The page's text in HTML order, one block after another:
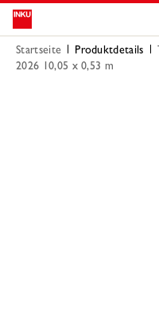
Startseite Produktdetails
2026 10,05 x 0,53 m